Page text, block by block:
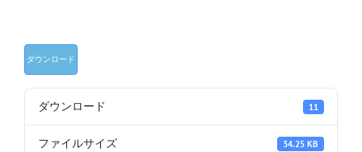
ダウンロード
ダウンロード 11
ファイルサイズ 34.25 KB